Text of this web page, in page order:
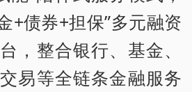
+债券+担保”多元融资
，整合银行、基金、
易等全链条金融服务